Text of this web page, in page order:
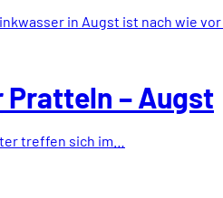
in Augst ist nach wie
Pratteln – Augst
treffen sich im…